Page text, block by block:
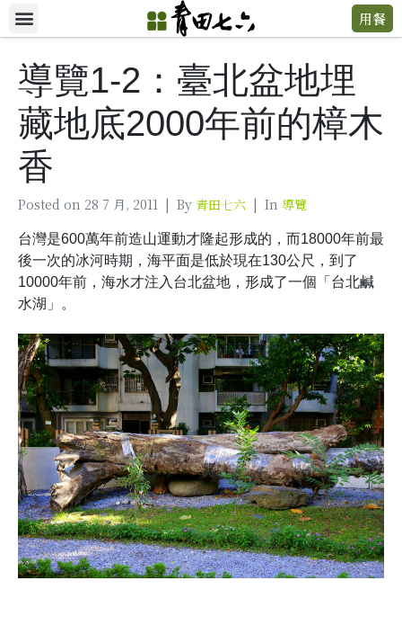
用餐
導覽1-2：臺北盆地埋
藏地底2000年前的樟木
香
Posted on 28 7 月, 2011 By 青田七六 In 導覽
台灣是600萬年前造山運動才隆起形成的，而18000年前最
後一次的冰河時期，海平面是低於現在130公尺，到了
10000年前，海水才注入台北盆地，形成了一個「台北鹹
水湖」。